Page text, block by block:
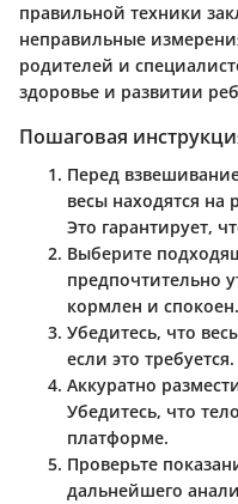
правильной техники
неправильные
родителей и
здоровье и развитии
Пошаговая
Перед
весы находятся на
Это гарантирует,
Выберите
предпочтительно
кормлен и спокоен.
Убедитесь, что
если это требуется.
Аккуратно
Убедитесь, что
платформе.
Проверьте
дальнейшего